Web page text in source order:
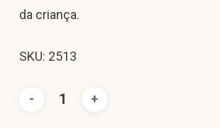
da criança.
SKU: 2513